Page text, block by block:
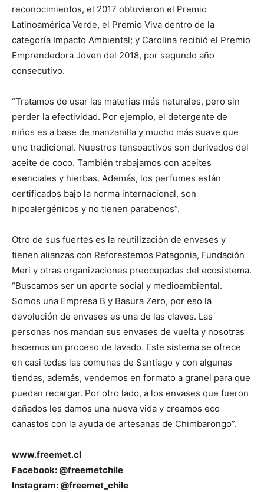
reconocimientos, el 2017 obtuvieron el Premio
Latinoamérica Verde, el Premio Viva dentro de la
categoría Impacto Ambiental; y Carolina recibió el Premio
Emprendedora Joven del 2018, por segundo año
consecutivo.
“Tratamos de usar las materias más naturales, pero sin
perder la efectividad. Por ejemplo, el detergente de
niños es a base de manzanilla y mucho más suave que
uno tradicional. Nuestros tensoactivos son derivados del
aceite de coco. También trabajamos con aceites
esenciales y hierbas. Además, los perfumes están
certificados bajo la norma internacional, son
hipoalergénicos y no tienen parabenos”.
Otro de sus fuertes es la reutilización de envases y
tienen alianzas con Reforestemos Patagonia, Fundación
Meri y otras organizaciones preocupadas del ecosistema.
“Buscamos ser un aporte social y medioambiental.
Somos una Empresa B y Basura Zero, por eso la
devolución de envases es una de las claves. Las
personas nos mandan sus envases de vuelta y nosotras
hacemos un proceso de lavado. Este sistema se ofrece
en casi todas las comunas de Santiago y con algunas
tiendas, además, vendemos en formato a granel para que
puedan recargar. Por otro lado, a los envases que fueron
dañados les damos una nueva vida y creamos eco
canastos con la ayuda de artesanas de Chimbarongo”.
www.freemet.cl
Facebook: @freemetchile
Instagram: @freemet_chile